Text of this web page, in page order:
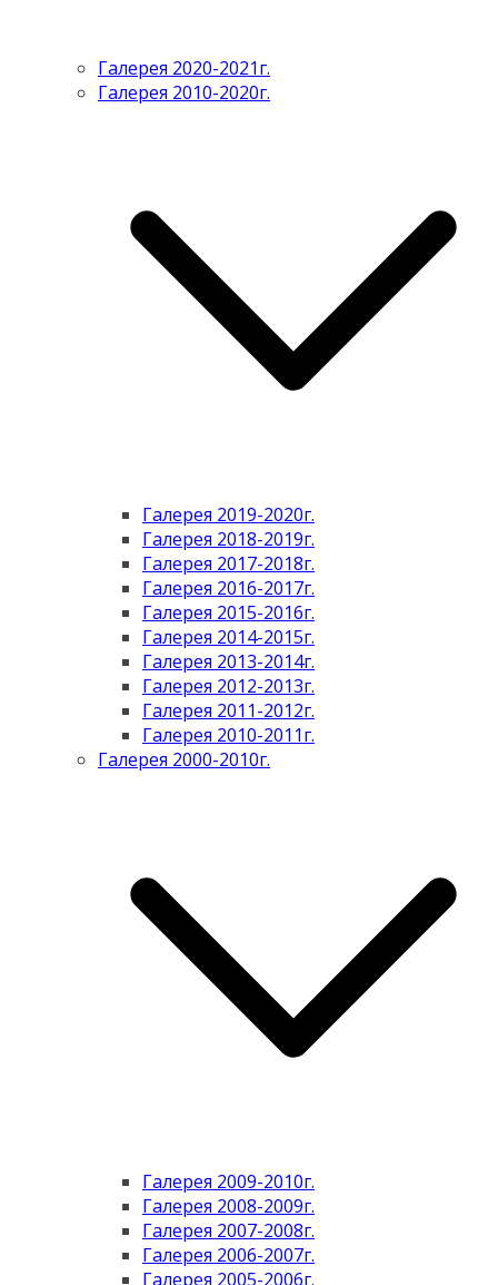
Галерея 2020-2021г.
Галерея 2010-2020г.
Галерея 2019-2020г.
Галерея 2018-2019г.
Галерея 2017-2018г.
Галерея 2016-2017г.
Галерея 2015-2016г.
Галерея 2014-2015г.
Галерея 2013-2014г.
Галерея 2012-2013г.
Галерея 2011-2012г.
Галерея 2010-2011г.
Галерея 2000-2010г.
Галерея 2009-2010г.
Галерея 2008-2009г.
Галерея 2007-2008г.
Галерея 2006-2007г.
Галерея 2005-2006г.